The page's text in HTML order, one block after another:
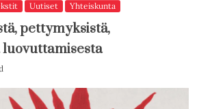
Uutiset Yhteiskunta
pettymyksistä,